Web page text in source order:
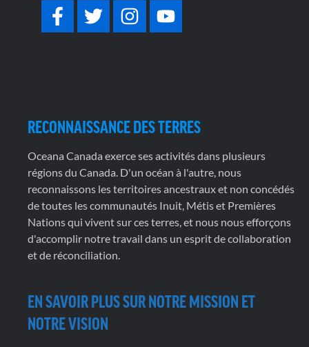
RECONNAISSANCE DES TERRES
Oceana Canada exerce ses activités dans plusieurs
régions du Canada. D'un océan à l'autre, nous
reconnaissons les territoires ancestraux et non concédés
de toutes les communautés Inuit, Métis et Premières
Nations qui vivent sur ces terres, et nous nous efforçons
d'accomplir notre travail dans un esprit de collaboration
et de réconciliation.
EN SAVOIR PLUS SUR NOTRE MISSION ET
NOTRE VISION